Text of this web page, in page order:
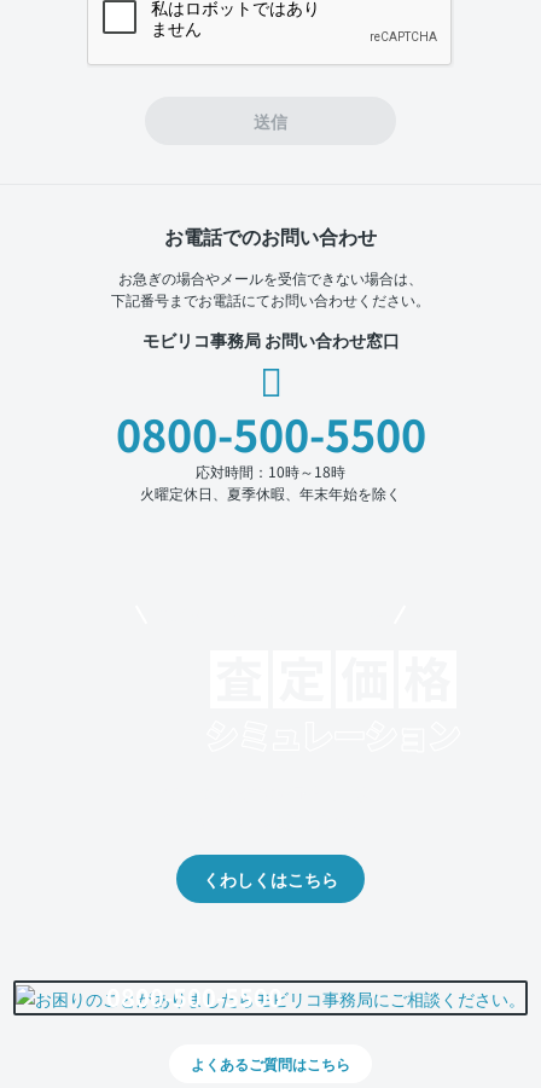
送信
お電話でのお問い合わせ
お急ぎの場合やメールを受信できない場合は、
下記番号までお電話にてお問い合わせください。
モビリコ事務局 お問い合わせ窓口
0800-500-5500
応対時間：10時～18時
火曜定休日、夏季休暇、年末年始を除く
くわしくはこちら
0800-500-5500
よくあるご質問はこちら